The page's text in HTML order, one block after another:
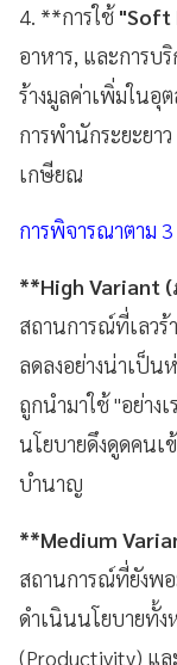
4. **การใช้ "Soft
อาหาร, และการบ
ร้างมูลค่าเพิ่มในอุ
การพำนักระยะยา
เกษียณ
การพิจารณาตาม
**High Variant
สถานการณ์ที่เลวร้
ลดลงอย่างน่าเป็น
ถูกนำมาใช้ "อย่าง
นโยบายดึงดูดคนเ
บำนาญ
**Medium
สถานการณ์ที่ยังพอ
ดำเนินนโยบายทั้
(Productivity) แล